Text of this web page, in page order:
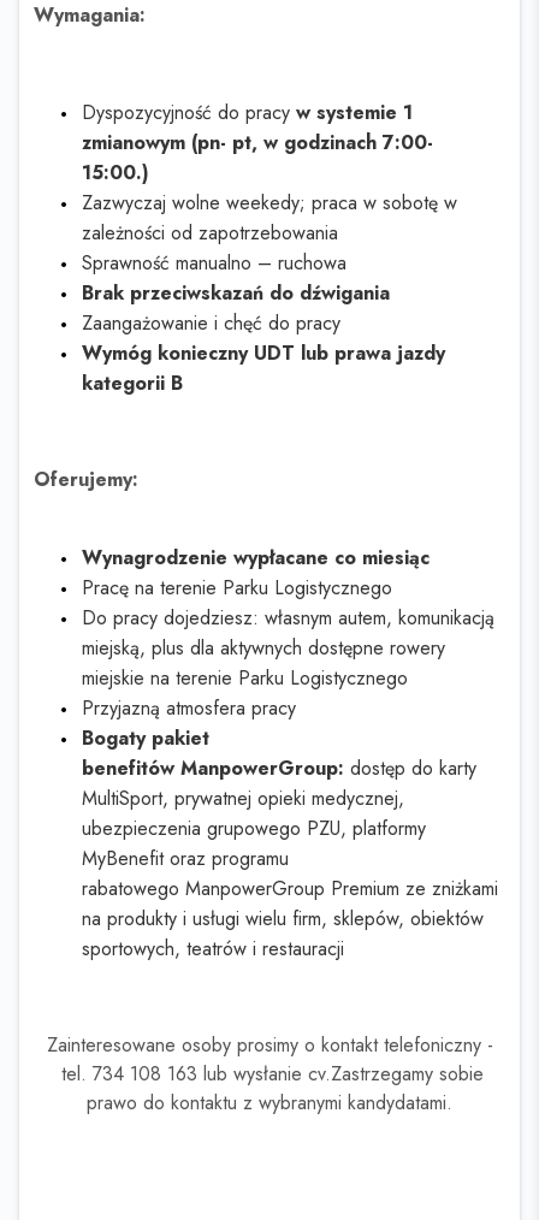
Wymagania:
Dyspozycyjność do pracy w systemie 1
zmianowym (pn- pt, w godzinach 7:00-
15:00.)
Zazwyczaj wolne weekedy; praca w sobotę w
zależności od zapotrzebowania
Sprawność manualno – ruchowa
Brak przeciwskazań do dźwigania
Zaangażowanie i chęć do pracy
Wymóg konieczny UDT lub prawa jazdy
kategorii B
Oferujemy:
Wynagrodzenie wypłacane co miesiąc
Pracę na terenie Parku Logistycznego
Do pracy dojedziesz: własnym autem, komunikacją
miejską, plus dla aktywnych dostępne rowery
miejskie na terenie Parku Logistycznego
Przyjazną atmosfera pracy
Bogaty pakiet
benefitów ManpowerGroup: dostęp do karty
MultiSport, prywatnej opieki medycznej,
ubezpieczenia grupowego PZU, platformy
MyBenefit oraz programu
rabatowego ManpowerGroup Premium ze zniżkami
na produkty i usługi wielu firm, sklepów, obiektów
sportowych, teatrów i restauracji
Zainteresowane osoby prosimy o kontakt telefoniczny -
tel. 734 108 163 lub wysłanie cv.Zastrzegamy sobie
prawo do kontaktu z wybranymi kandydatami.